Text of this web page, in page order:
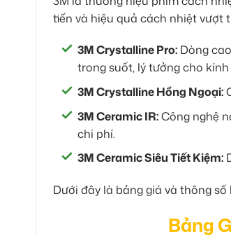
tiến và hiệu quả cách nhiệt vượt
3M Crystalline Pro: Dòng
trong suốt, lý tưởng cho kính
3M Crystalline Hồng Ngoại:
3M Ceramic IR:Công nghệ
chi phí.
3M Ceramic Siêu Tiết Kiệm:
Dưới đây là bảng giá và thông
Bảng